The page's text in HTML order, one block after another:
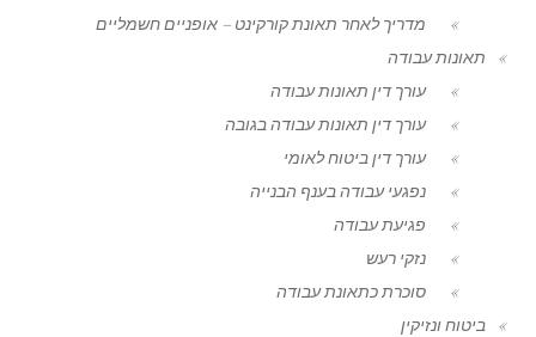
מדריך לאחר תאונת קורקינט – אופניים חשמליים
תאונות עבודה
עורך דין תאונות עבודה
עורך דין תאונות עבודה בגובה
עורך דין ביטוח לאומי
נפגעי עבודה בענף הבנייה
פגיעת עבודה
נזקי רעש
סוכרת כתאונת עבודה
ביטוח ונזיקין